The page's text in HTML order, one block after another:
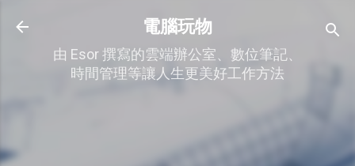
跳到主要內容
電腦玩物
由 Esor 撰寫的雲端辦公室、數位筆記、
時間管理等讓人生更美好工作方法